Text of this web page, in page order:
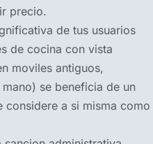
precio.
de tus usuarios
de cocina con vista
moviles antiguos,
se beneficia de un
considere a si misma como